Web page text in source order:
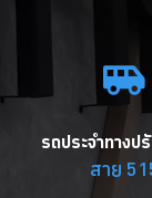
รถประจำทางป
สาย